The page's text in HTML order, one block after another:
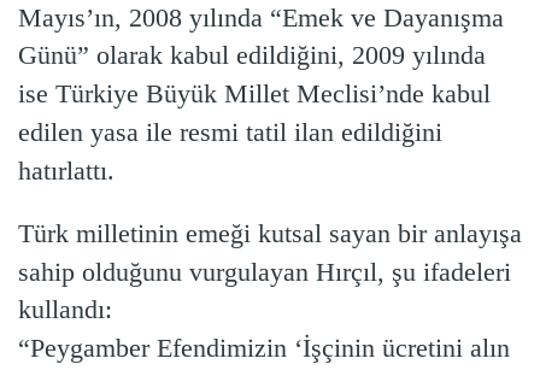
Mayıs’ın, 2008 yılında “Emek ve Dayanışma
Günü” olarak kabul edildiğini, 2009 yılında
ise Türkiye Büyük Millet Meclisi’nde kabul
edilen yasa ile resmi tatil ilan edildiğini
hatırlattı.
Türk milletinin emeği kutsal sayan bir anlayışa
sahip olduğunu vurgulayan Hırçıl, şu ifadeleri
kullandı:
“Peygamber Efendimizin ‘İşçinin ücretini alın